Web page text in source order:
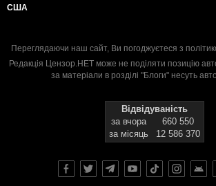
США
Переглядаючи наш сайт, Ви погоджуєтеся з
Редакція Цензор.НЕТ може не поділяти позицію
за матеріали в розділі "Блоги" несуть
Відвідуваність
за вчора
660 550
за місяць
12 586 370